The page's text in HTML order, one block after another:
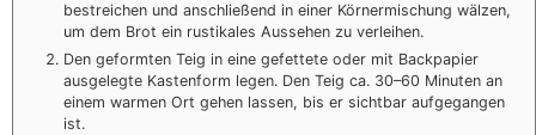
bestreichen und anschließend in einer Körnermischung wälzen,
um dem Brot ein rustikales Aussehen zu verleihen.
Den geformten Teig in eine gefettete oder mit Backpapier
ausgelegte Kastenform legen. Den Teig ca. 30–60 Minuten an
einem warmen Ort gehen lassen, bis er sichtbar aufgegangen
ist.